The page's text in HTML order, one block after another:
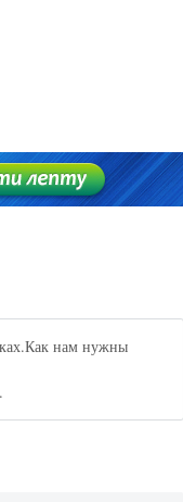
нам нужны